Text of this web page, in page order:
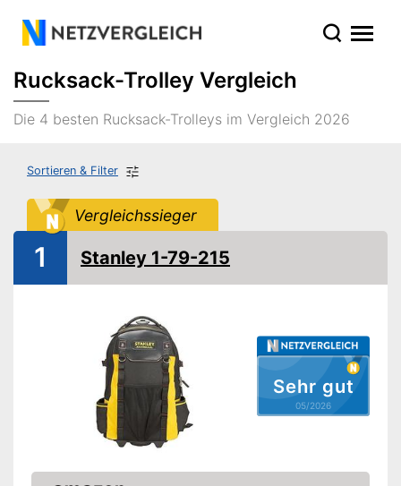
Rucksack-Trolley Vergleich
Die 4 besten Rucksack-Trolleys im Vergleich 2026
Sortieren & Filter
Vergleichssieger
Sehr gut
05/2026
1 Stanley 1-79-215